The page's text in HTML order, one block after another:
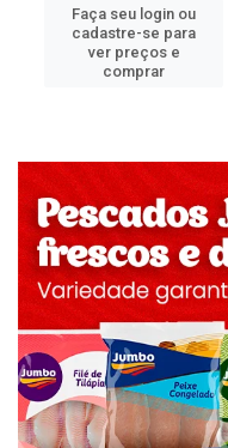
Faça seu login ou
cadastre-se para
ver preços e
comprar